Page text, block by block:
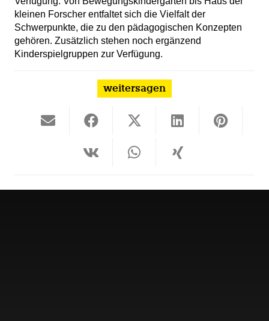
kleinen Forscher entfaltet sich die Vielfalt der
Schwerpunkte, die zu den pädagogischen Konzepten
gehören. Zusätzlich stehen noch ergänzend
Kinderspielgruppen zur Verfügung.
weitersagen